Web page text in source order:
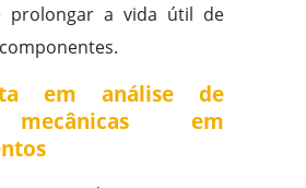
prolongar a vida útil de
em análise de
em